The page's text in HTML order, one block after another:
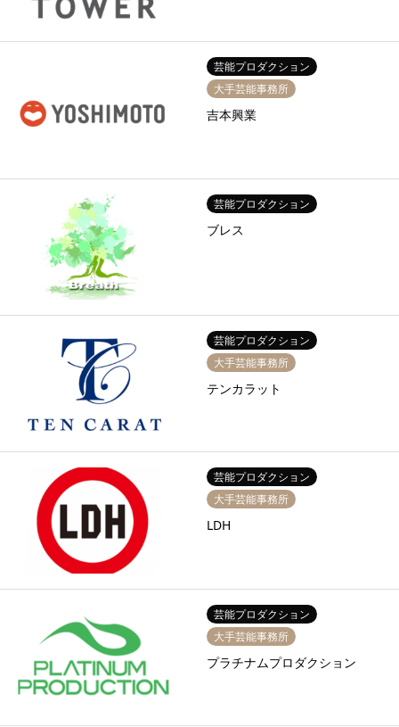
芸能プロダクション
大手芸能事務所
吉本興業
芸能プロダクション
ブレス
芸能プロダクション
大手芸能事務所
テンカラット
芸能プロダクション
大手芸能事務所
LDH
芸能プロダクション
大手芸能事務所
プラチナムプロダクション